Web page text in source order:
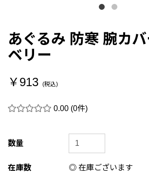
あぐるみ 防寒 腕カ
ベリー
￥913 (税込)
0.00 (0件)
数量
在庫数 ◎ 在庫ございます